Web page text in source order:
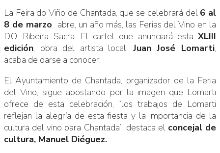
La Feira do Viño de Chantada, que se celebrará del 6 al
8 de marzo abre, un año más, las Ferias del Vino en la
D.O. Ribeira Sacra. El cartel que anunciará esta XLIII
edición, obra del artista local, Juan José Lomarti,
acaba de darse a conocer.
El Ayuntamiento de Chantada, organizador de la Feria
del Vino, sigue apostando por la imagen que Lomarti
ofrece de esta celebración, “los trabajos de Lomarti
reflejan la alegría de esta fiesta y la importancia de la
cultura del vino para Chantada”, destaca el concejal de
cultura, Manuel Diéguez.